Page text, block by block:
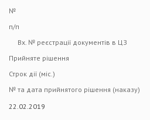
№
п/п
Вх. № реєстрації документів в ЦЗ
Прийняте рішення
Строк дії (міс.)
№ та дата прийнятого рішення (наказу)
22.02.2019